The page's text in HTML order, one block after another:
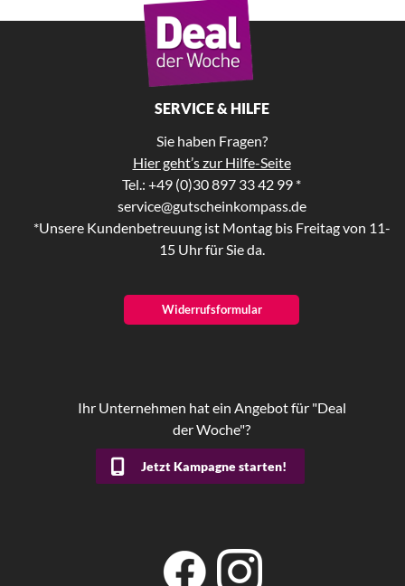
SERVICE & HILFE
Sie haben Fragen?
Hier geht’s zur Hilfe-Seite
Tel.: +49 (0)30 897 33 42 99 *
service@gutscheinkompass.de
*Unsere Kundenbetreuung ist Montag bis Freitag von 11-
15 Uhr für Sie da.
Widerrufsformular
Ihr Unternehmen hat ein Angebot für "Deal
der Woche"?
Jetzt Kampagne starten!